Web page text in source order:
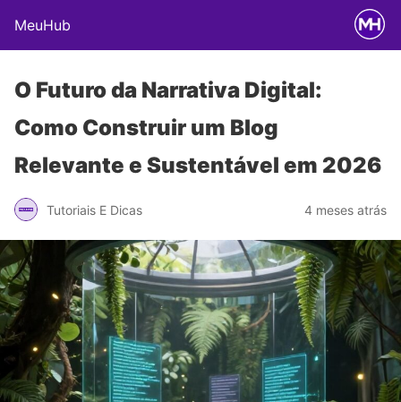
MeuHub
O Futuro da Narrativa Digital:
Como Construir um Blog
Relevante e Sustentável em 2026
Tutoriais E Dicas 4 meses atrás